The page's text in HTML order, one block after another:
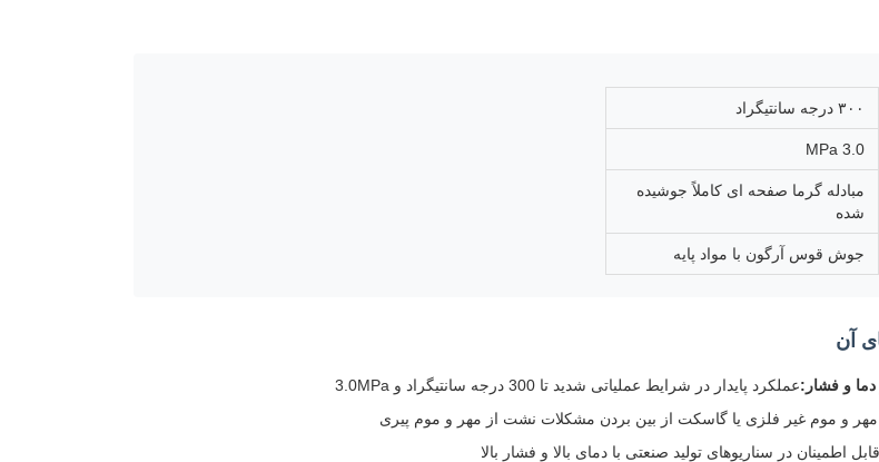
۳۰۰ درجه سانتیگراد
3.0 MPa
مبادله گرما صفحه ای کاملاً جوشیده
شده
جوش قوس آرگون با مواد پایه
آن
دما و فشار:عملکرد پایدار در شرایط عملیاتی شدید تا 300 درجه سانتیگراد و 3.0MPa
مهر و موم غیر فلزی یا گاسکت از بین بردن مشکلات نشت از مهر و موم پیری
اطمینان در سناریوهای تولید صنعتی با دمای بالا و فشار بالا